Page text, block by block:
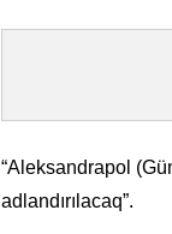
“Aleksandrapol
adlandırılacaq”.